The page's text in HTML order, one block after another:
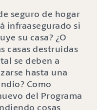
seguro de hogar
infraasegurado si
su casa? ¿O
casas destruidas
se deben a
hasta una
Como
del Programa
cosas